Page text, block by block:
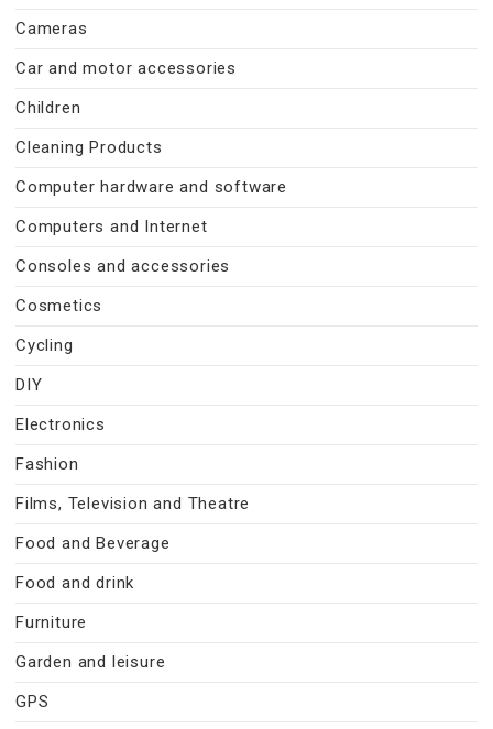
Cameras
Car and motor accessories
Children
Cleaning Products
Computer hardware and software
Computers and Internet
Consoles and accessories
Cosmetics
Cycling
DIY
Electronics
Fashion
Films, Television and Theatre
Food and Beverage
Food and drink
Furniture
Garden and leisure
GPS